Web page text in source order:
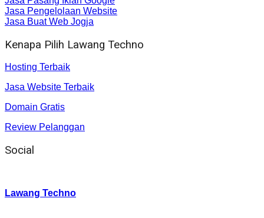
Jasa Pengelolaan Website
Jasa Buat Web Jogja
Kenapa Pilih Lawang Techno
Hosting Terbaik
Jasa Website Terbaik
Domain Gratis
Review Pelanggan
Social
Lawang Techno